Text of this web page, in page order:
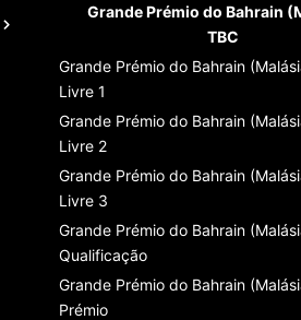
Grande Prémio do Bahrain
TBC
Grande Prémio do Bahrain
Livre 1
Grande Prémio do Bahrain
Livre 2
Grande Prémio do Bahrain
Livre 3
Grande Prémio do Bahrain
Qualificação
Grande Prémio do Bahrain
Prémio